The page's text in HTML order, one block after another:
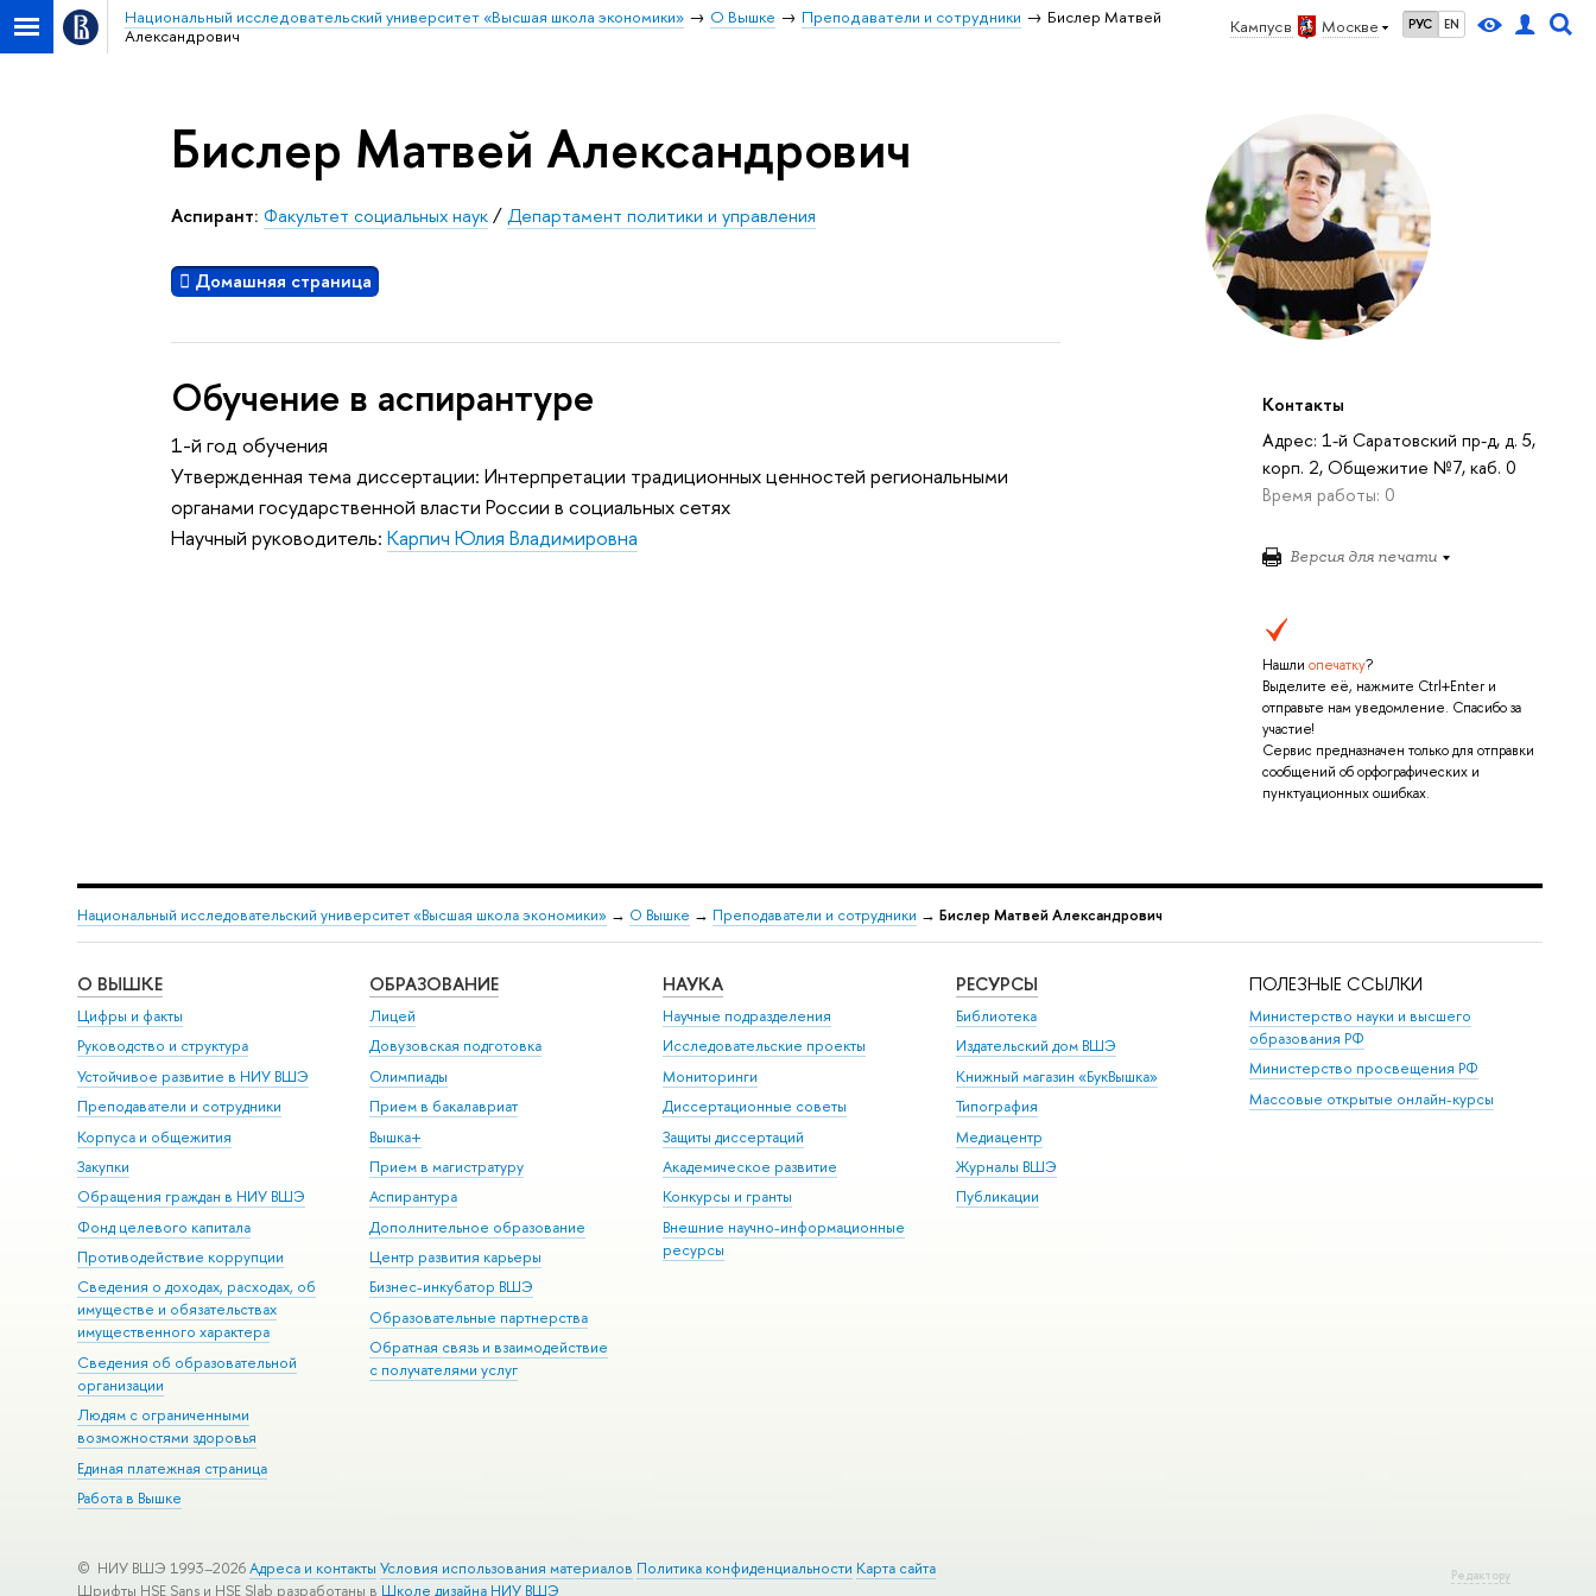
Кампус в Москве РУС EN
Национальный исследовательский университет «Высшая школа экономики» О Вышке Преподаватели и сотрудники
Бислер Матвей
Александрович
Контакты
Адрес: 1-й Саратовский пр-д, д. 5,
корп. 2, Общежитие №7, каб. 0
Время работы: 0
Версия для печати
Нашли опечатку?
Выделите её, нажмите Ctrl+Enter и
отправьте нам уведомление. Спасибо за
участие!
Сервис предназначен только для отправки
сообщений об орфографических и
пунктуационных ошибках.
Бислер Матвей Александрович
Аспирант: Факультет социальных наук/Департамент политики и управления
Домашняя страница
Обучение в аспирантуре
1-й год обучения
Утвержденная тема диссертации: Интерпретации традиционных ценностей региональными
органами государственной власти России в социальных сетях
Научный руководитель:Карпич Юлия Владимировна
Национальный исследовательский университет «Высшая школа экономики» → О Вышке → Преподаватели и сотрудники → Бислер Матвей Александрович
О ВЫШКЕ
Цифры и факты
Руководство и структура
Устойчивое развитие в НИУ ВШЭ
Преподаватели и сотрудники
Корпуса и общежития
Закупки
Обращения граждан в НИУ ВШЭ
Фонд целевого капитала
Противодействие коррупции
Сведения о доходах, расходах, об
имуществе и обязательствах
имущественного характера
Сведения об образовательной
организации
Людям с ограниченными
возможностями здоровья
Единая платежная страница
Работа в Вышке
ОБРАЗОВАНИЕ
Лицей
Довузовская подготовка
Олимпиады
Прием в бакалавриат
Вышка+
Прием в магистратуру
Аспирантура
Дополнительное образование
Центр развития карьеры
Бизнес-инкубатор ВШЭ
Образовательные партнерства
Обратная связь и взаимодействие
с получателями услуг
НАУКА
Научные подразделения
Исследовательские проекты
Мониторинги
Диссертационные советы
Защиты диссертаций
Академическое развитие
Конкурсы и гранты
Внешние научно-информационные
ресурсы
РЕСУРСЫ
Библиотека
Издательский дом ВШЭ
Книжный магазин «БукВышка»
Типография
Медиацентр
Журналы ВШЭ
Публикации
ПОЛЕЗНЫЕ ССЫЛКИ
Министерство науки и высшего
образования РФ
Министерство просвещения РФ
Массовые открытые онлайн-курсы
Редактору
© НИУ ВШЭ 1993–2026 Адреса и контакты Условия использования материалов Политика конфиденциальности Карта сайта
Шрифты HSE Sans и HSE Slab разработаны в Школе дизайна НИУ ВШЭ